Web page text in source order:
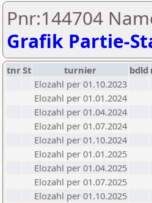
Pnr:144704
Grafik Partie-
tnrSt turnier bdld
Elozahl per 01.10.2023
Elozahl per 01.01.2024
Elozahl per 01.04.2024
Elozahl per 01.07.2024
Elozahl per 01.10.2024
Elozahl per 01.01.2025
Elozahl per 01.04.2025
Elozahl per 01.07.2025
Elozahl per 01.10.2025